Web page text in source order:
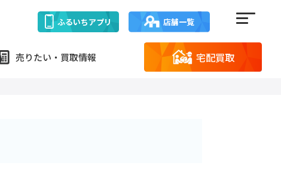
ふるいちアプリ 店舗一覧
売りたい・買取情報 宅配買取